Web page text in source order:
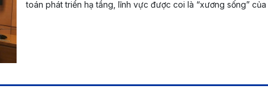
toán phát triển hạ tầng, lĩnh vực được coi là “xương sống”